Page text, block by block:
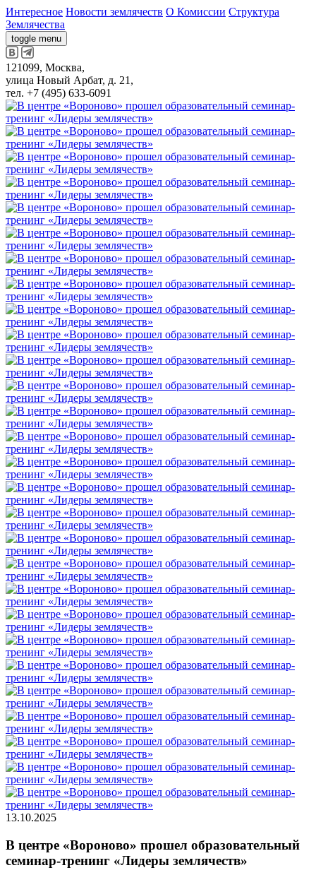
Интересное Новости землячеств О Комиссии Структура
Землячества
toggle menu
121099, Москва,
улица Новый Арбат, д. 21,
тел. +7 (495) 633-6091
13.10.2025
В центре «Вороново» прошел образовательный
семинар-тренинг «Лидеры землячеств»